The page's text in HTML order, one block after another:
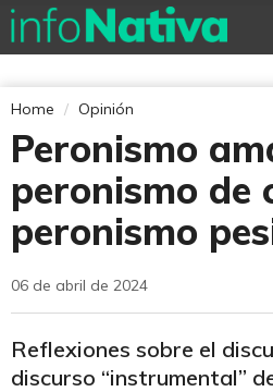
Home Opinión
Peronismo
peronismo de
peronismo
06 de abril de 2024
Reflexiones sobre el
discurso “instrumental”